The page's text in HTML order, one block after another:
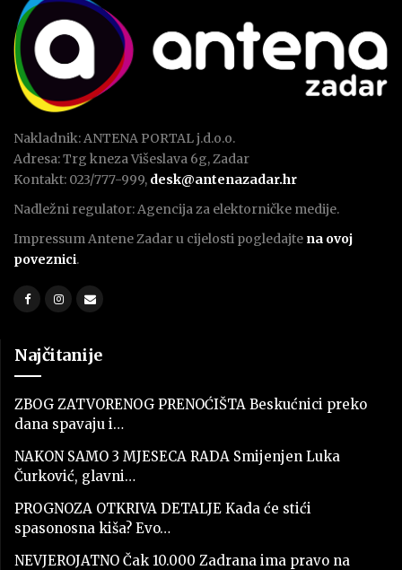
Nakladnik: ANTENA PORTAL j.d.o.o.
Adresa: Trg kneza Višeslava 6g, Zadar
Kontakt: 023/777-999, desk@antenazadar.hr
Nadležni regulator: Agencija za elektorničke medije.
Impressum Antene Zadar u cijelosti pogledajte na ovoj
poveznici.
Najčitanije
ZBOG ZATVORENOG PRENOĆIŠTA Beskućnici preko
dana spavaju i…
NAKON SAMO 3 MJESECA RADA Smijenjen Luka
Čurković, glavni…
PROGNOZA OTKRIVA DETALJE Kada će stići
spasonosna kiša? Evo…
NEVJEROJATNO Čak 10.000 Zadrana ima pravo na